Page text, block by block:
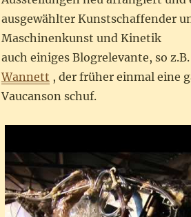
ausgewählter Kunstschaffender
Maschinenkunst und Kinetik
auch einiges Blogrelevante, so
Wannett , der früher einmal eine
Vaucanson schuf.